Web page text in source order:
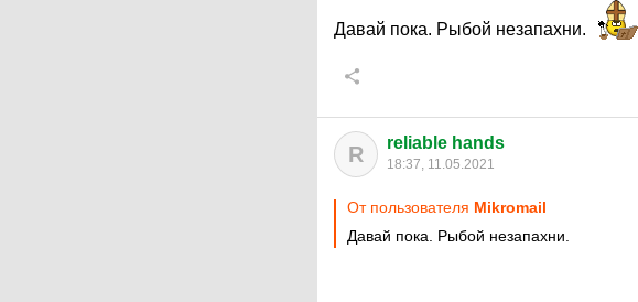
Давай пока. Рыбой незапахни.
R reliable hands
18:37, 11.05.2021
От пользователя Mikromail
Давай пока. Рыбой незапахни.